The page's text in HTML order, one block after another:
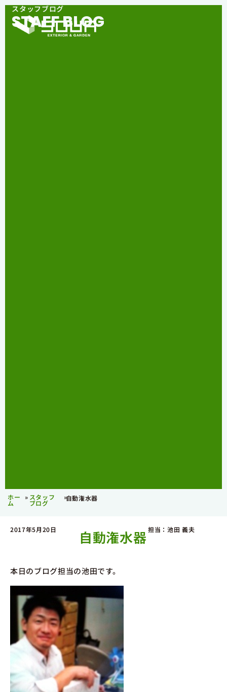
スタッフブログ
STAFF BLOG
ホー
ム
» スタッフ
ブログ
»自動潅水器
2017年5月20日 自動潅水器担当：池田 義夫
本日のブログ担当の池田です。